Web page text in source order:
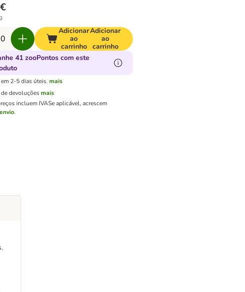
Adicionar
ao
carrinho
Adicionar
ao
carrinho
41 zooPontos com este
em 2-5 dias úteis. mais
devoluções mais
incluem IVASe aplicável, acrescem
.